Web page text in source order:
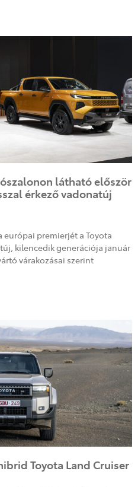
látható először
érkező vadonatúj
premierjét a Toyota
kilencedik generációja január
várakozásai szerint
Toyota Land Cruiser